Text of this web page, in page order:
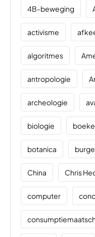
4B-beweging
activisme
algoritmes
antropologie
archeologie
biologie
botanica
China Chris
computer